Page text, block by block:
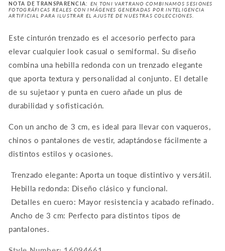
NOTA DE TRANSPARENCIA: EN TONI VARTRANO COMBINAMOS SESIONES
FOTOGRÁFICAS REALES CON IMÁGENES GENERADAS POR INTELIGENCIA
ARTIFICIAL PARA ILUSTRAR EL AJUSTE DE NUESTRAS COLECCIONES.
Este cinturón trenzado es el accesorio perfecto para
elevar cualquier look casual o semiformal. Su diseño
combina una hebilla redonda con un trenzado elegante
que aporta textura y personalidad al conjunto. El detalle
de su sujetaor y punta en cuero añade un plus de
durabilidad y sofisticación.
Con un ancho de 3 cm, es ideal para llevar con vaqueros,
chinos o pantalones de vestir, adaptándose fácilmente a
distintos estilos y ocasiones.
Trenzado elegante: Aporta un toque distintivo y versátil.
Hebilla redonda: Diseño clásico y funcional.
Detalles en cuero: Mayor resistencia y acabado refinado.
Ancho de 3 cm: Perfecto para distintos tipos de
pantalones.